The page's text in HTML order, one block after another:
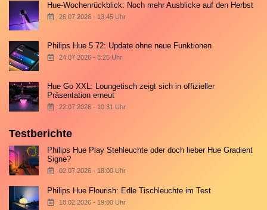
Hue-Wochenrückblick: Noch mehr Ausblicke auf den Herbst
26.07.2026 - 13:45 Uhr
Philips Hue 5.72: Update ohne neue Funktionen
24.07.2026 - 8:25 Uhr
Hue Go XXL: Loungetisch zeigt sich in offizieller
Präsentation erneut
22.07.2026 - 10:31 Uhr
Testberichte
Philips Hue Play Stehleuchte oder doch lieber Hue Gradient
Signe?
02.07.2026 - 18:00 Uhr
Philips Hue Flourish: Edle Tischleuchte im Test
18.02.2026 - 19:00 Uhr